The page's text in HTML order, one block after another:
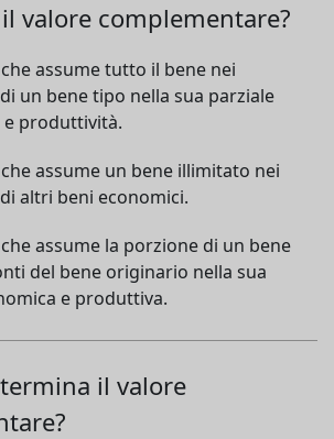
valore complementare?
assume tutto il bene nei
un bene tipo nella sua parziale
e produttività.
assume un bene illimitato nei
altri beni economici.
assume la porzione di un bene
del bene originario nella sua
e produttiva.
il valore